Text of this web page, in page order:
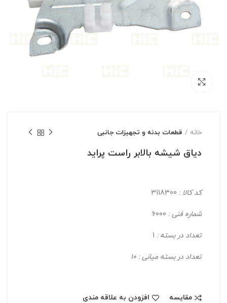
خانه قطعات بدنه و تجهیزات جانبی
دیاق شیشه بالابر راست پراید
کد کالا :
شماره فنی :
تعداد در بسته :
تعداد در بسته میانی : 10
مقایسه افزودن به علاقه مندی